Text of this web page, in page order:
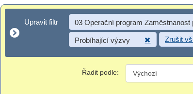
Upravit filtr
Upravit filtr 03 Operační program Zaměstnanost
Probíhající výzvy Zrušit
Řadit podle: